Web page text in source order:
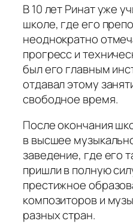
В 10 лет Ринат уже
школе, где его
неоднократно
прогресс и
был его главным
отдавал этому
свободное время.
После окончания
в высшее
заведение, где его
пришли в полную
престижное
композиторов и
разных стран.